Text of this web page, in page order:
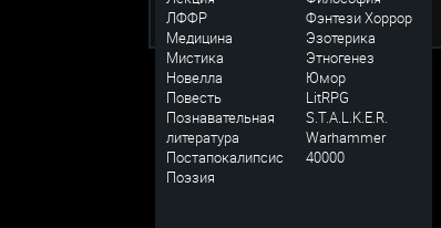
ЛФФР
Медицина
Мистика
Новелла
Повесть
Познавательная
литература
Постапокалипсис
Поэзия
ФэнтезиХоррор
Эзотерика
Этногенез
Юмор
LitRPG
S.T.A.L.K.E.R.
Warhammer
40000